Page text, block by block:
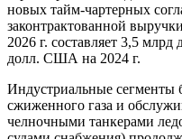
новых тайм-чартерных
законтрактованной
2026 г. составляет 3,5
долл. США на 2024 г.
Индустриальные сегменты
сжиженного газа и
челночными танкерами